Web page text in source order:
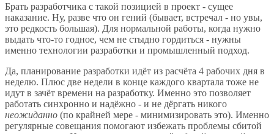
Брать разработчика с такой позицией в проект - сущее
наказание. Ну, разве что он гений (бывает, встречал - но увы,
это редкость большая). Для нормальной работы, когда нужно
выдать что-то годное, чем не стыдно гордиться - нужны
именно технологии разработки и промышленный подход.
Да, планирование разработки идёт из расчёта 4 рабочих дня в
неделю. Плюс две недели в конце каждого квартала тоже не
идут в зачёт времени на разработку. Именно это позволяет
работать синхронно и надёжно - и не дёргать никого
неожиданно (по крайней мере - минимизировать это). Именно
регулярные совещания помогают избежать проблемы сбитой